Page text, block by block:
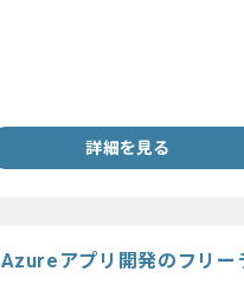
詳細を見る
アプリ開発のフリー